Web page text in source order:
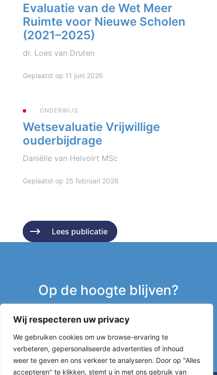
Wij respecteren uw privacy
We gebruiken cookies om uw browse-ervaring te
verbeteren, gepersonaliseerde advertenties of inhoud
weer te geven en ons verkeer te analyseren. Door op "Alles
accepteren" te klikken, stemt u in met ons gebruik van
Evaluatie van de Wet Meer
Ruimte voor Nieuwe Scholen
(2021–2025)
dr. Loes van Druten
Geplaatst op 11 juni 2026
Lees publicatie
ONDERWIJS
Wetsevaluatie Vrijwillige
ouderbijdrage
Daniëlle van Helvoirt MSc
Geplaatst op 25 februari 2026
Lees publicatie
Op de hoogte blijven?
Inschrijven nieuwsbrief